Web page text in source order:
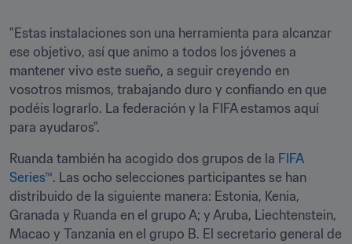
"Estas instalaciones son una herramienta para alcanzar
ese objetivo, así que animo a todos los jóvenes a
mantener vivo este sueño, a seguir creyendo en
vosotros mismos, trabajando duro y confiando en que
podéis lograrlo. La federación y la FIFA estamos aquí
para ayudaros".
Ruanda también ha acogido dos grupos de la FIFA
Series™. Las ocho selecciones participantes se han
distribuido de la siguiente manera: Estonia, Kenia,
Granada y Ruanda en el grupo A; y Aruba, Liechtenstein,
Macao y Tanzania en el grupo B. El secretario general de